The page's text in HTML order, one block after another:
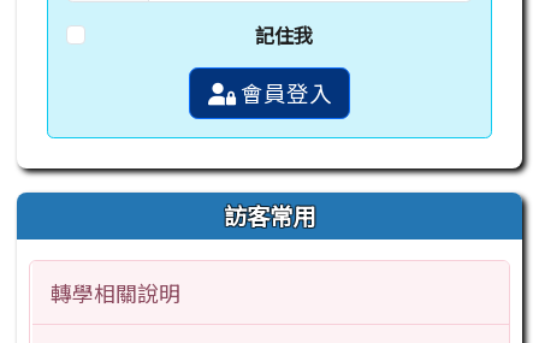
記住我
會員登入
訪客常用
轉學相關說明